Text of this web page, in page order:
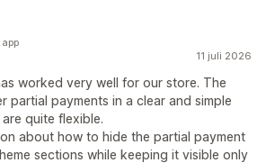
11 juli 2026
worked very well for our store. The
partial payments in a clear and simple
quite flexible.
about how to hide the partial payment
sections while keeping it visible only